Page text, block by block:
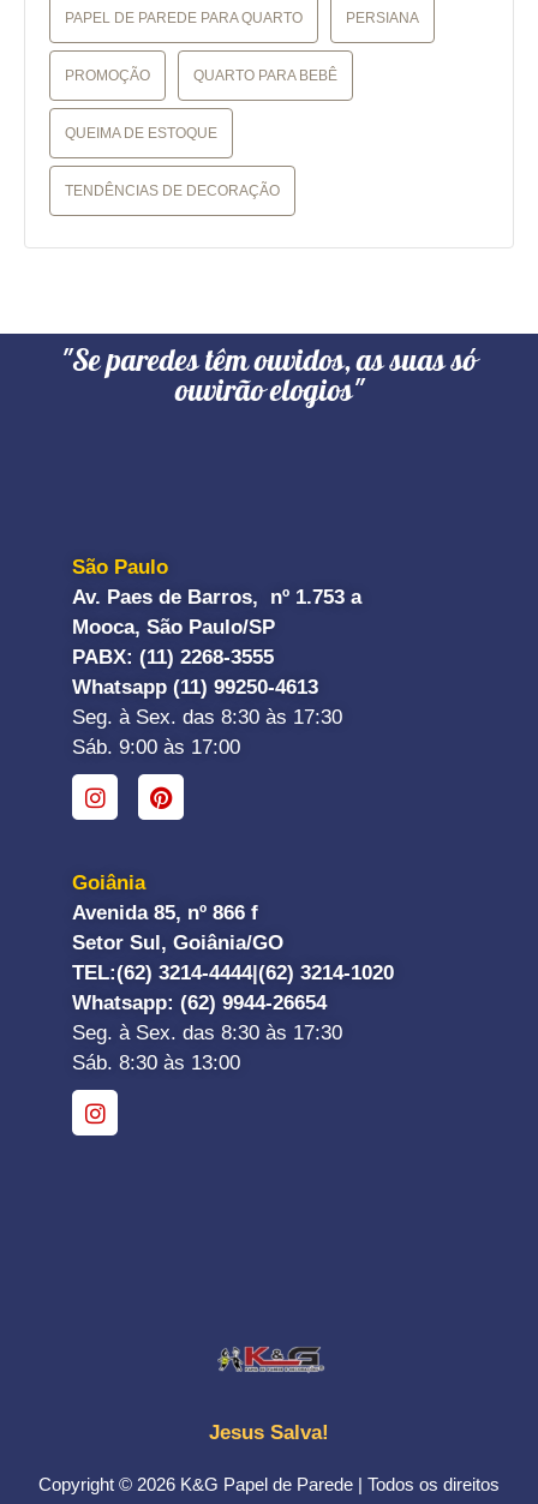
PAPEL DE PAREDE PARA QUARTO PERSIANA
PROMOÇÃO QUARTO PARA BEBÊ
QUEIMA DE ESTOQUE
TENDÊNCIAS DE DECORAÇÃO
"Se paredes têm ouvidos, as suas só
ouvirão elogios"
São Paulo
Av. Paes de Barros, nº 1.753 a
Mooca, São Paulo/SP
PABX: (11) 2268-3555
Whatsapp (11) 99250-4613
Seg. à Sex. das 8:30 às 17:30
Sáb. 9:00 às 17:00
Goiânia
Avenida 85, nº 866 f
Setor Sul, Goiânia/GO
TEL:(62) 3214-4444| (62) 3214-1020
Whatsapp: (62) 9944-26654
Seg. à Sex. das 8:30 às 17:30
Sáb. 8:30 às 13:00
Jesus Salva!
Copyright © 2026 K&G Papel de Parede | Todos os direitos